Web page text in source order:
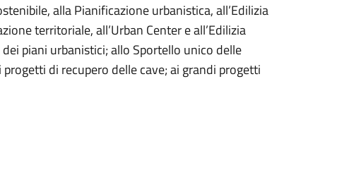
alla Pianificazione urbanistica, all’Edilizia
territoriale, all’Urban Center e all’Edilizia
piani urbanistici; allo Sportello unico delle
di recupero delle cave; ai grandi progetti